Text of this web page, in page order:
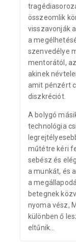
összeomlik
visszavonják
a
szenvedélye
mentorától,
akinek
amit pénzért
diszkréciót.
A bolygó
technológia
műtétre kéri
sebész és
a munkát, és
a
betegnek
nyoma vész,
különben ő
eltűnik…